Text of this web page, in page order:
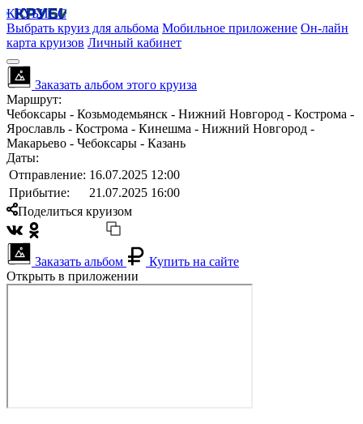
КРУБИСС
Выбрать круиз для альбома Мобильное приложение Он-лайн
карта круизов Личный кабинет
Заказать альбом этого круиза
Маршрут:
Чебоксары - Козьмодемьянск - Нижний Новгород - Кострома -
Ярославль - Кострома - Кинешма - Нижний Новгород -
Макарьево - Чебоксары - Казань
Даты:
Отправление: 16.07.2025 12:00
Прибытие:
21.07.2025 16:00
Поделиться круизом
Заказать альбом
Купить на сайте
Открыть в приложении